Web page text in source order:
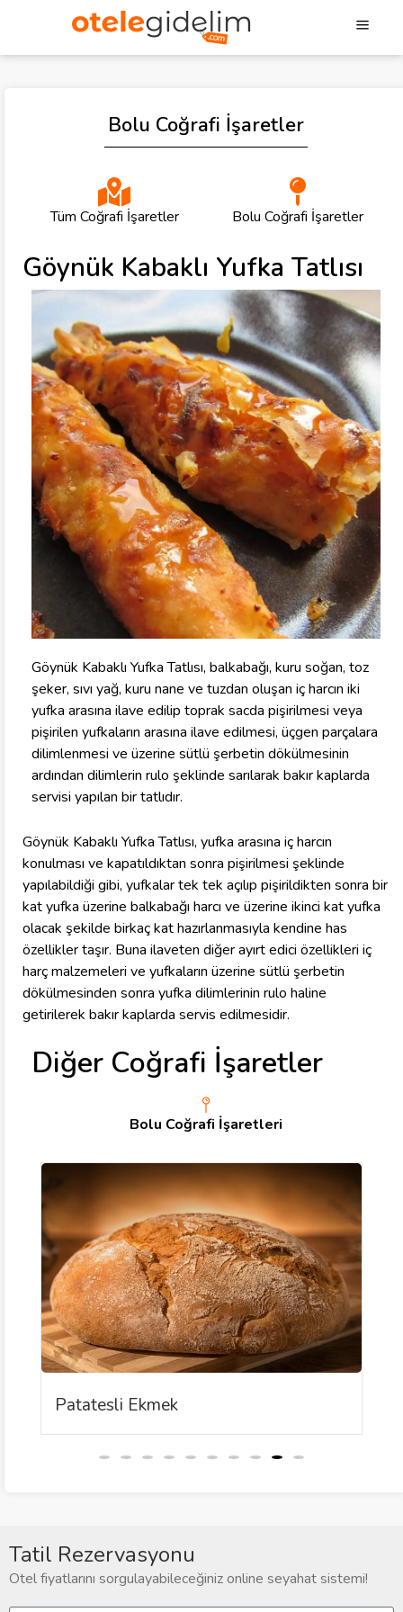
Bolu Coğrafi İşaretler
Tüm Coğrafi İşaretler Bolu Coğrafi İşaretler
Göynük Kabaklı Yufka Tatlısı
Göynük Kabaklı Yufka Tatlısı, balkabağı, kuru soğan, toz
şeker, sıvı yağ, kuru nane ve tuzdan oluşan iç harcın iki
yufka arasına ilave edilip toprak sacda pişirilmesi veya
pişirilen yufkaların arasına ilave edilmesi, üçgen parçalara
dilimlenmesi ve üzerine sütlü şerbetin dökülmesinin
ardından dilimlerin rulo şeklinde sarılarak bakır kaplarda
servisi yapılan bir tatlıdır.
Göynük Kabaklı Yufka Tatlısı, yufka arasına iç harcın
konulması ve kapatıldıktan sonra pişirilmesi şeklinde
yapılabildiği gibi, yufkalar tek tek açılıp pişirildikten sonra bir
kat yufka üzerine balkabağı harcı ve üzerine ikinci kat yufka
olacak şekilde birkaç kat hazırlanmasıyla kendine has
özellikler taşır. Buna ilaveten diğer ayırt edici özellikleri iç
harç malzemeleri ve yufkaların üzerine sütlü şerbetin
dökülmesinden sonra yufka dilimlerinin rulo haline
getirilerek bakır kaplarda servis edilmesidir.
Diğer Coğrafi İşaretler
Bolu Coğrafi İşaretleri
Patatesli Ekmek
Tatil Rezervasyonu
Otel fiyatlarını sorgulayabileceğiniz online seyahat sistemi!